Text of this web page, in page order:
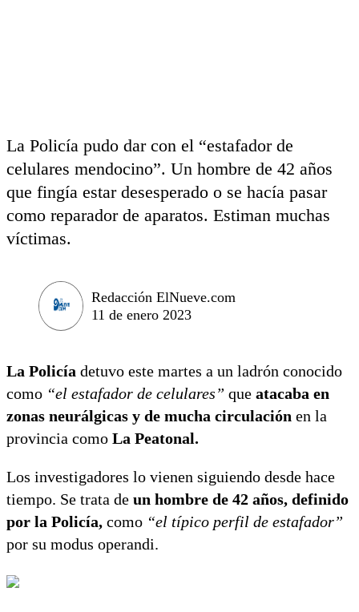
La Policía pudo dar con el “estafador de
celulares mendocino”. Un hombre de 42 años
que fingía estar desesperado o se hacía pasar
como reparador de aparatos. Estiman muchas
víctimas.
Redacción ElNueve.com
11 de enero 2023
La Policía detuvo este martes a un ladrón conocido
como “el estafador de celulares” que atacaba en
zonas neurálgicas y de mucha circulación en la
provincia como La Peatonal.
Los investigadores lo vienen siguiendo desde hace
tiempo. Se trata de un hombre de 42 años, definido
por la Policía, como “el típico perfil de estafador”
por su modus operandi.